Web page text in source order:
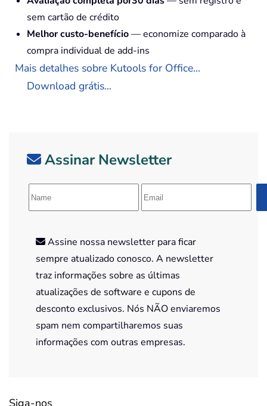
sem cartão de crédito
Melhor custo-benefício— economize comparado à
compra individual de add-ins
Mais detalhes sobre Kutools for Office...
Download grátis...
Assinar Newsletter
Assine nossa newsletter para ficar
sempre atualizado conosco. A newsletter
traz informações sobre as últimas
atualizações de software e cupons de
desconto exclusivos. Nós NÃO enviaremos
spam nem compartilharemos suas
informações com outras empresas.
Siga-nos